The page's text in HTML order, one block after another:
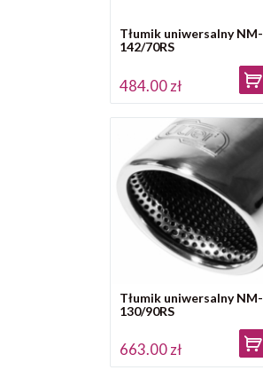
Tłumik uniwersalny NM-
142/70RS
484.00 zł
Tłumik uniwersalny NM-
130/90RS
663.00 zł